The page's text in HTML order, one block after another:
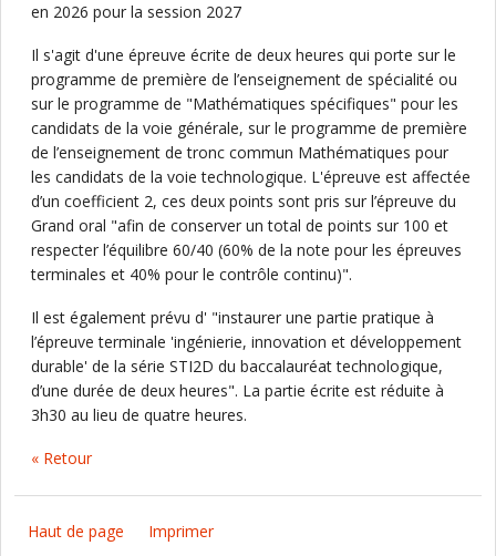
en 2026 pour la session 2027
Il s'agit d'une épreuve écrite de deux heures qui porte sur le
programme de première de l’enseignement de spécialité ou
sur le programme de "Mathématiques spécifiques" pour les
candidats de la voie générale, sur le programme de première
de l’enseignement de tronc commun Mathématiques pour
les candidats de la voie technologique. L'épreuve est affectée
d’un coefficient 2, ces deux points sont pris sur l’épreuve du
Grand oral "afin de conserver un total de points sur 100 et
respecter l’équilibre 60/40 (60% de la note pour les épreuves
terminales et 40% pour le contrôle continu)".
Il est également prévu d' "instaurer une partie pratique à
l’épreuve terminale 'ingénierie, innovation et développement
durable' de la série STI2D du baccalauréat technologique,
d’une durée de deux heures". La partie écrite est réduite à
3h30 au lieu de quatre heures.
« Retour
Haut de page Imprimer